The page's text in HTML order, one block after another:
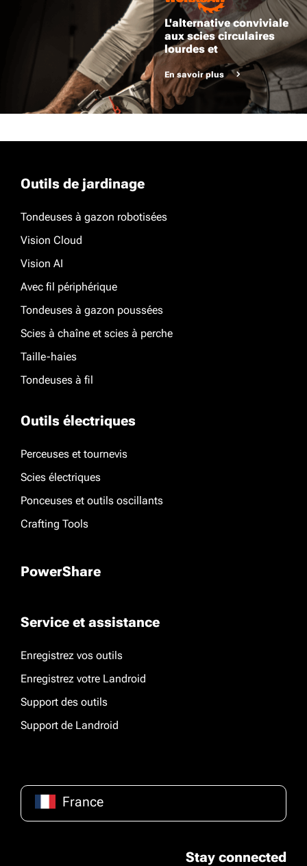
L'alternative conviviale
aux scies circulaires
lourdes et
encombrantes.
En savoir plus
Outils de jardinage
Tondeuses à gazon robotisées
Vision Cloud
Vision AI
Avec fil périphérique
Tondeuses à gazon poussées
Scies à chaîne et scies à perche
Taille-haies
Tondeuses à fil
Outils électriques
Perceuses et tournevis
Scies électriques
Ponceuses et outils oscillants
Crafting Tools
PowerShare
Service et assistance
Enregistrez vos outils
Enregistrez votre Landroid
Support des outils
Support de Landroid
France
Stay connected